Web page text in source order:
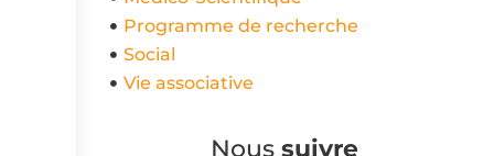
Programme de recherche
Social
Vie associative
Nous suivre